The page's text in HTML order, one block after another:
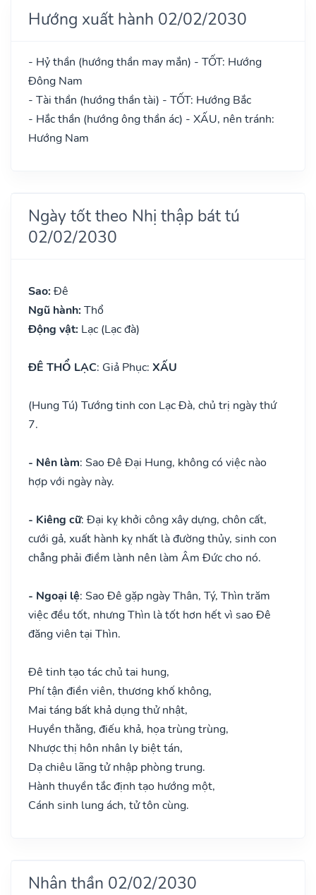
Hướng xuất hành 02/02/2030
- Hỷ thần (hướng thần may mắn) - TỐT: Hướng
Đông Nam
- Tài thần (hướng thần tài) - TỐT: Hướng Bắc
- Hắc thần (hướng ông thần ác) - XẤU, nên tránh:
Hướng Nam
Ngày tốt theo Nhị thập bát tú
02/02/2030
Sao: Đê
Ngũ hành: Thổ
Động vật: Lạc (Lạc đà)
ĐÊ THỔ LẠC: Giả Phục: XẤU
(Hung Tú) Tướng tinh con Lạc Đà, chủ trị ngày thứ
7.
- Nên làm: Sao Đê Đại Hung, không có việc nào
hợp với ngày này.
- Kiêng cữ: Đại kỵ khởi công xây dựng, chôn cất,
cưới gả, xuất hành kỵ nhất là đường thủy, sinh con
chẳng phải điềm lành nên làm Âm Đức cho nó.
- Ngoại lệ: Sao Đê gặp ngày Thân, Tý, Thìn trăm
việc đều tốt, nhưng Thìn là tốt hơn hết vì sao Đê
đăng viên tại Thìn.
Đê tinh tạo tác chủ tai hung,
Phí tận điền viên, thương khố không,
Mai táng bất khả dụng thử nhật,
Huyền thằng, điếu khả, họa trùng trùng,
Nhược thị hôn nhân ly biệt tán,
Dạ chiêu lãng tử nhập phòng trung.
Hành thuyền tắc định tạo hướng một,
Cánh sinh lung ách, tử tôn cùng.
Nhân thần 02/02/2030